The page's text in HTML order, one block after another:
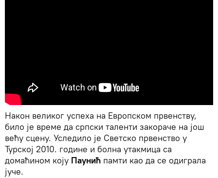
Након великог успеха на Европском првенству,
било је време да српски таленти закораче на још
већу сцену. Уследило је Светско првенство у
Турској 2010. године и болна утакмица са
домаћином коју Паунић памти као да се одиграла
јуче.